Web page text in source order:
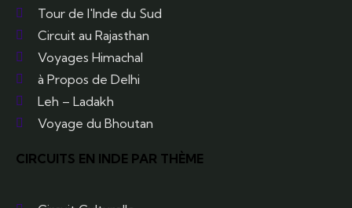
Tour de l'Inde du Sud
Circuit au Rajasthan
Voyages Himachal
à Propos de Delhi
Leh – Ladakh
Voyage du Bhoutan
CIRCUITS EN INDE PAR THÈME